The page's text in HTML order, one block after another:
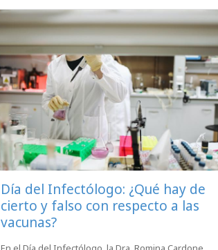
Día del Infectólogo: ¿Qué hay de
cierto y falso con respecto a las
vacunas?